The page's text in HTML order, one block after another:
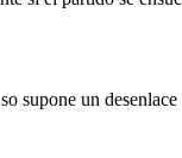
un desenlace